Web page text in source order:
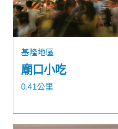
基隆地區
廟口小吃
0.41公里